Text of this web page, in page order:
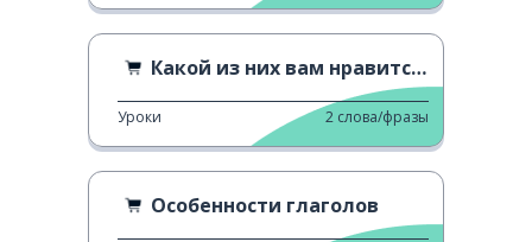
Какой из них вам нравится?
Уроки 2 слова/фразы
Особенности глаголов